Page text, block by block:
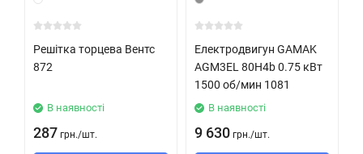
Решітка торцева Вентс
872
В наявності
287 грн./шт.
Електродвигун GAMAK
AGМ3EL 80H4b 0.75 кВт
1500 об/мин 1081
В наявності
9 630 грн./шт.